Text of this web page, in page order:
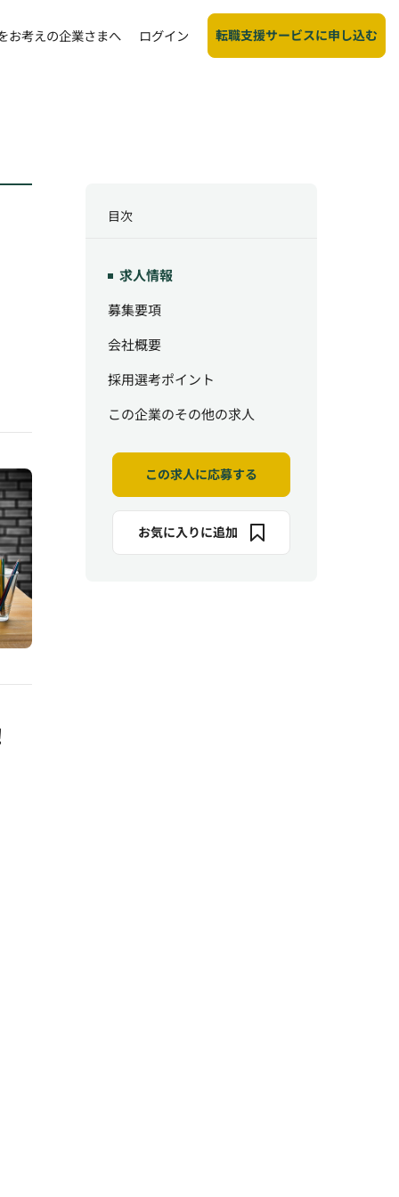
お考えの企業さまへ ログイン 転職支援サービスに申し込む
目次
求人情報
募集要項
会社概要
採用選考ポイント
この企業のその他の求人
この求人に応募する
お気に入りに追加